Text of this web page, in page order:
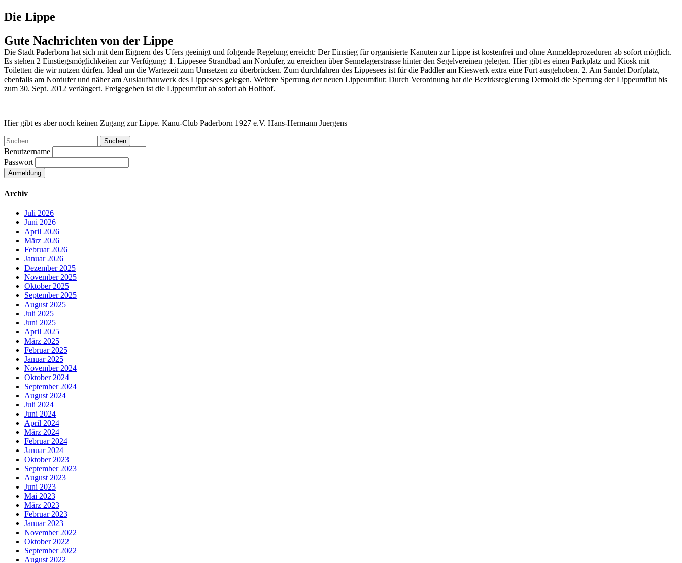
Die Lippe
Gute Nachrichten von der Lippe
Die Stadt Paderborn hat sich mit dem Eignern des Ufers geeinigt und folgende Regelung erreicht: Der Einstieg für organisierte Kanuten zur Lippe ist kostenfrei und ohne Anmeldeprozeduren ab sofort möglich.
Es stehen 2 Einstiegsmöglichkeiten zur Verfügung: 1. Lippesee Strandbad am Nordufer, zu erreichen über Sennelagerstrasse hinter den Segelvereinen gelegen. Hier gibt es einen Parkplatz und Kiosk mit
Toiletten die wir nutzen dürfen. Ideal um die Wartezeit zum Umsetzen zu überbrücken. Zum durchfahren des Lippesees ist für die Paddler am Kieswerk extra eine Furt ausgehoben. 2. Am Sandet Dorfplatz,
ebenfalls am Nordufer und näher am Auslaufbauwerk des Lippesees gelegen. Weitere Sperrung der neuen Lippeumflut: Durch Verordnung hat die Bezirksregierung Detmold die Sperrung der Lippeumflut bis
zum 30. Sept. 2012 verlängert. Freigegeben ist die Lippeumflut ab sofort ab Holthof.
Hier gibt es aber noch keinen Zugang zur Lippe. Kanu-Club Paderborn 1927 e.V. Hans-Hermann Juergens
Suchen
nach:
Benutzername
Passwort
Archiv
Juli 2026
Juni 2026
April 2026
März 2026
Februar 2026
Januar 2026
Dezember 2025
November 2025
Oktober 2025
September 2025
August 2025
Juli 2025
Juni 2025
April 2025
März 2025
Februar 2025
Januar 2025
November 2024
Oktober 2024
September 2024
August 2024
Juli 2024
Juni 2024
April 2024
März 2024
Februar 2024
Januar 2024
Oktober 2023
September 2023
August 2023
Juni 2023
Mai 2023
März 2023
Februar 2023
Januar 2023
November 2022
Oktober 2022
September 2022
August 2022